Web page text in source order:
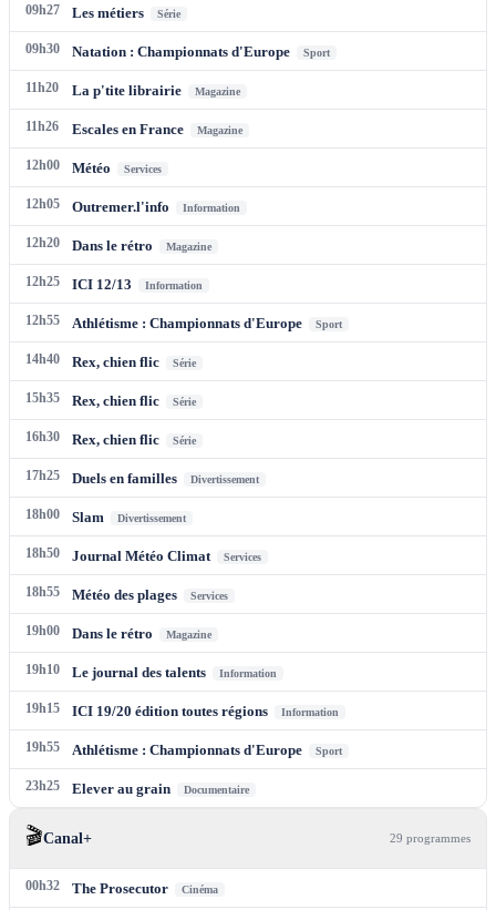
09h27 Les métiers Série
09h30 Natation : Championnats d'Europe Sport
11h20 La p'tite librairie Magazine
11h26 Escales en France Magazine
12h00 Météo Services
12h05 Outremer.l'info Information
12h20 Dans le rétro Magazine
12h25 ICI 12/13 Information
12h55 Athlétisme : Championnats d'Europe Sport
14h40 Rex, chien flic Série
15h35 Rex, chien flic Série
16h30 Rex, chien flic Série
17h25 Duels en familles Divertissement
18h00 Slam Divertissement
18h50 Journal Météo Climat Services
18h55 Météo des plages Services
19h00 Dans le rétro Magazine
19h10 Le journal des talents Information
19h15 ICI 19/20 édition toutes régions Information
19h55 Athlétisme : Championnats d'Europe Sport
23h25 Elever au grain Documentaire
🎬Canal+ 29 programmes
00h32 The Prosecutor Cinéma